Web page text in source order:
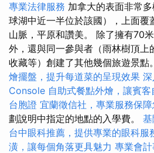
專業法律服務 加拿大的表面非常
球湖中近一半位於該國），上面覆
山脈，平原和讚美。 除了擁有70
外，還與同一參與者（雨林樹頂上
收藏等）創建了其他幾個旅遊景點
燴擺盤，提升每道菜的呈現效果
Console 自助式餐點外燴，讓賓
台胞證 宜蘭徵信社，專業服務保
劃說明中指定的地點的入學費。
台中眼科推薦，提供專業的眼科服
潢，讓每個角落更具魅力 專業會